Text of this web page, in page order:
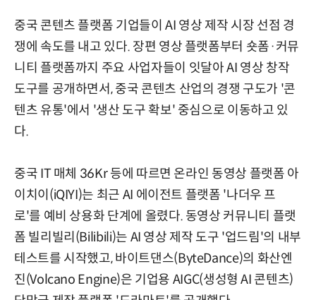
중국 콘텐츠 플랫폼 기업들이 AI 영상 제작 시장 선점 경
쟁에 속도를 내고 있다. 장편 영상 플랫폼부터 숏폼·커뮤
니티 플랫폼까지 주요 사업자들이 잇달아 AI 영상 창작
도구를 공개하면서, 중국 콘텐츠 산업의 경쟁 구도가 '콘
텐츠 유통'에서 '생산 도구 확보' 중심으로 이동하고 있
다.
중국 IT 매체 36Kr 등에 따르면 온라인 동영상 플랫폼 아
이치이(iQIYI)는 최근 AI 에이전트 플랫폼 '나더우 프
로'를 예비 상용화 단계에 올렸다. 동영상 커뮤니티 플랫
폼 빌리빌리(Bilibili)는 AI 영상 제작 도구 '업드림'의 내부
테스트를 시작했고, 바이트댄스(ByteDance)의 화산엔
진(Volcano Engine)은 기업용 AIGC(생성형 AI 콘텐츠)